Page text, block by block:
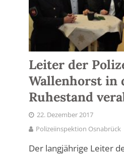
Leiter der
Wallenhorst in
Ruhestand
22. Dezember 2017
Polizeiinspektion Osnabrück
Der langjährige Leiter